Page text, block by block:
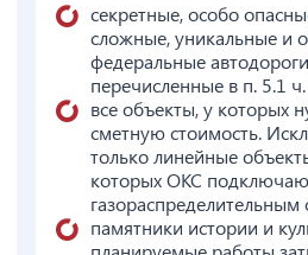
секретные, особо
сложные, уникальные и
федеральные
перечисленные в п. 5.1
все объекты, у которых
сметную стоимость.
только линейные
которых ОКС
газораспределительным
памятники истории и